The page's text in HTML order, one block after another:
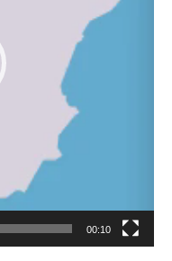
00:10